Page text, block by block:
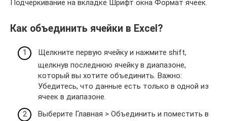
Подчеркивание на вкладке Шрифт окна Формат ячеек.
Как объединить ячейки в Excel?
Щелкните первую ячейку и нажмите shift,
щелкнув последнюю ячейку в диапазоне,
который вы хотите объединить. Важно:
Убедитесь, что данные есть только в одной из
ячеек в диапазоне.
Выберите Главная > Объединить и поместить в